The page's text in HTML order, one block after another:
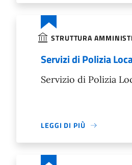
STRUTTURA
Servizi di Polizia
Servizio di Polizia
LEGGI DI PIÙ